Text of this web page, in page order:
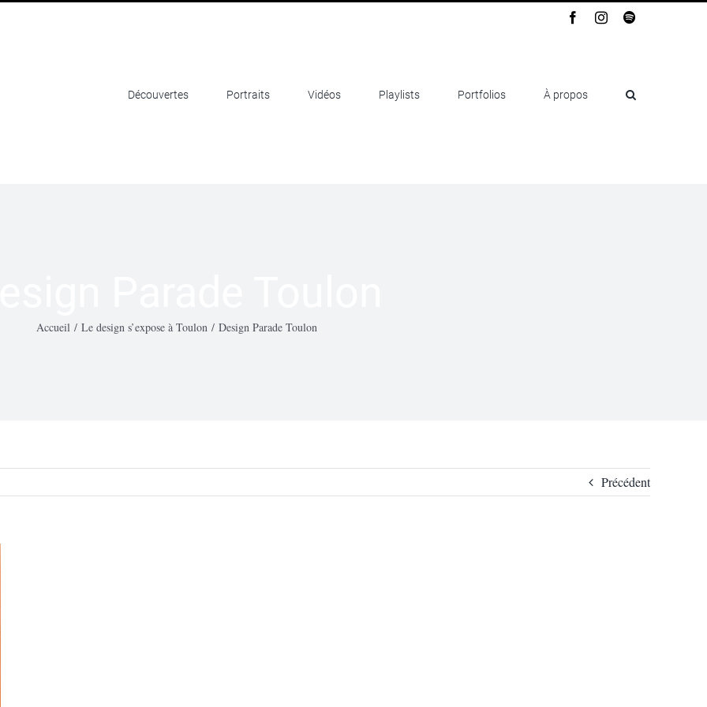
FacebookInstagram
Découvertes Portraits Vidéos Playlists Portfolios À propos
Accueil / Le design s’expose à Toulon / Design Parade Toulon
Précédent